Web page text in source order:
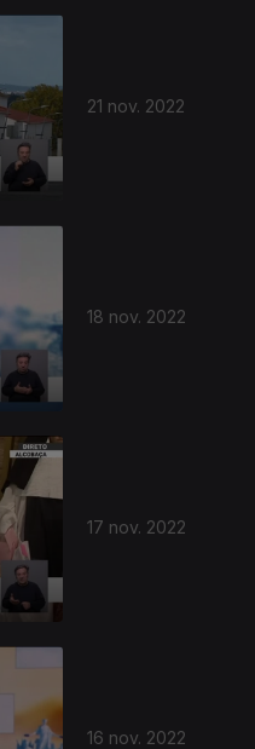
21 nov. 2022
18 nov. 2022
17 nov. 2022
16 nov. 2022